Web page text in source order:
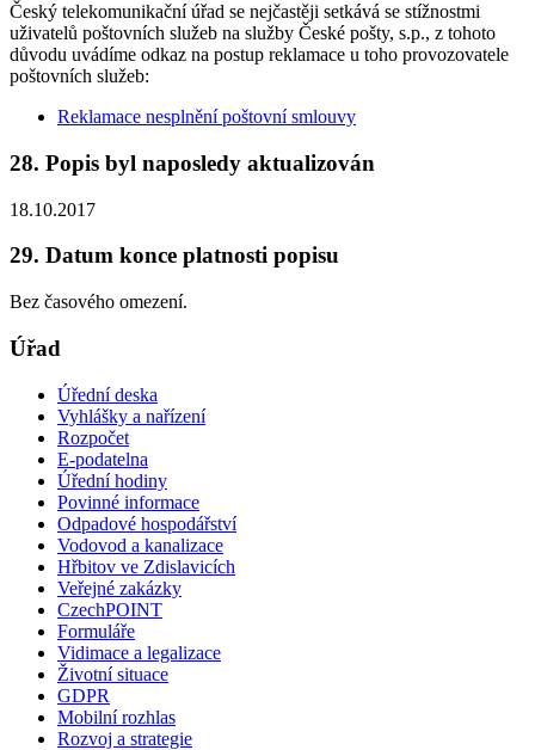
Český telekomunikační úřad se nejčastěji setkává se stížnostmi
uživatelů poštovních služeb na služby České pošty, s.p., z tohoto
důvodu uvádíme odkaz na postup reklamace u toho provozovatele
poštovních služeb:
Reklamace nesplnění poštovní smlouvy
28. Popis byl naposledy aktualizován
18.10.2017
29. Datum konce platnosti popisu
Bez časového omezení.
Úřad
Úřední deska
Vyhlášky a nařízení
Rozpočet
E-podatelna
Úřední hodiny
Povinné informace
Odpadové hospodářství
Vodovod a kanalizace
Hřbitov ve Zdislavicích
Veřejné zakázky
CzechPOINT
Formuláře
Vidimace a legalizace
Životní situace
GDPR
Mobilní rozhlas
Rozvoj a strategie